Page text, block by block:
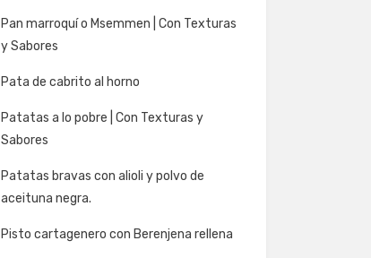
Pan marroquí o Msemmen | Con Texturas
y Sabores
Pata de cabrito al horno
Patatas a lo pobre | Con Texturas y
Sabores
Patatas bravas con alioli y polvo de
aceituna negra.
Pisto cartagenero con Berenjena rellena